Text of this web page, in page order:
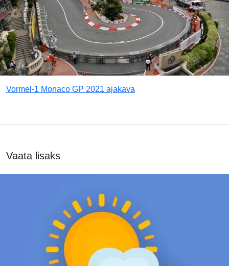
Vormel-1 Monaco GP 2021 ajakava
Vaata lisaks